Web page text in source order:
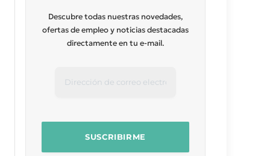
Descubre todas nuestras novedades,
ofertas de empleo y noticias destacadas
directamente en tu e-mail.